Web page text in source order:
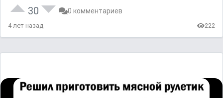
30 0 комментариев
4 лет назад 222